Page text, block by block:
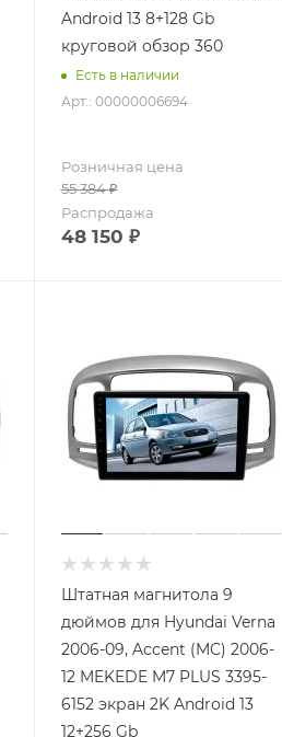
Android 13 8+128 Gb
круговой обзор 360
Есть в наличии
Арт.: 00000006694
Розничная цена
55 384₽
Распродажа
48 150 ₽
Штатная магнитола 9
дюймов для Hyundai Verna
2006-09, Accent (MC) 2006-
12 MEKEDE M7 PLUS 3395-
6152 экран 2K Android 13
12+256 Gb